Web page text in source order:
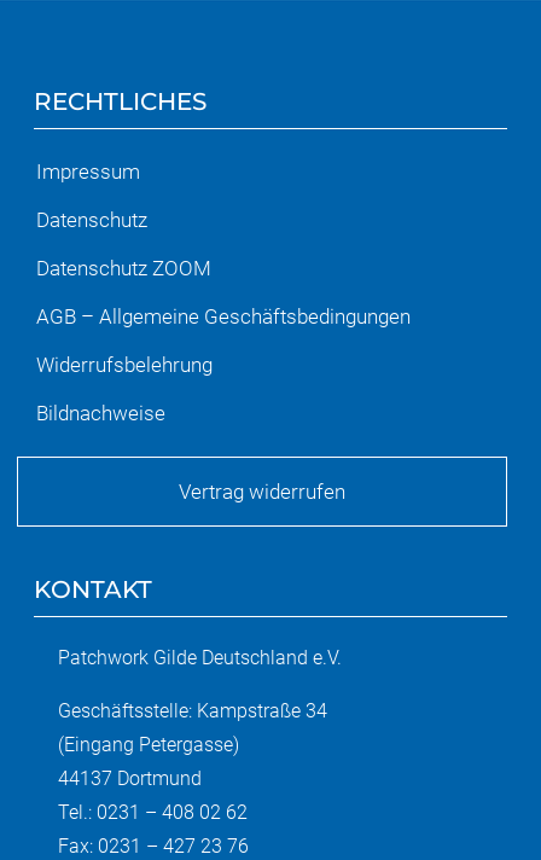
RECHTLICHES
Impressum
Datenschutz
Datenschutz ZOOM
AGB – Allgemeine Geschäftsbedingungen
Widerrufsbelehrung
Bildnachweise
Vertrag widerrufen
KONTAKT
Patchwork Gilde Deutschland e.V.
Geschäftsstelle: Kampstraße 34
(Eingang Petergasse)
44137 Dortmund
Tel.: 0231 – 408 02 62
Fax: 0231 – 427 23 76